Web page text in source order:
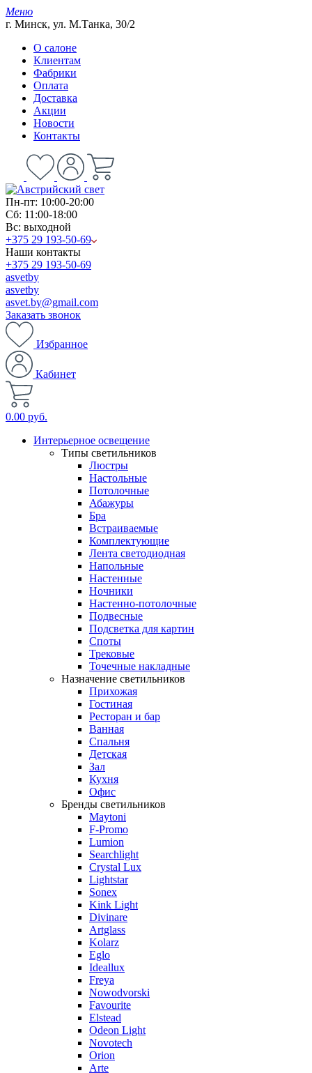
Меню
г. Минск, ул. М.Танка, 30/2
О салоне
Клиентам
Фабрики
Оплата
Доставка
Акции
Новости
Контакты
Пн-пт: 10:00-20:00
Сб: 11:00-18:00
Вс: выходной
+375 29 193-50-69
Наши контакты
+375 29 193-50-69
asvetby
asvetby
asvet.by@gmail.com
Заказать звонок
Избранное
Кабинет
0.00 руб.
Интерьерное освещение
Типы светильников
Люстры
Настольные
Потолочные
Абажуры
Бра
Встраиваемые
Комплектующие
Лента светодиодная
Напольные
Настенные
Ночники
Настенно-потолочные
Подвесные
Подсветка для картин
Споты
Трековые
Точечные накладные
Назначение светильников
Прихожая
Гостиная
Ресторан и бар
Ванная
Спальня
Детская
Зал
Кухня
Офис
Бренды светильников
Maytoni
F-Promo
Lumion
Searchlight
Crystal Lux
Lightstar
Sonex
Kink Light
Divinare
Artglass
Kolarz
Eglo
Ideallux
Freya
Nowodvorski
Favourite
Elstead
Odeon Light
Novotech
Orion
Arte